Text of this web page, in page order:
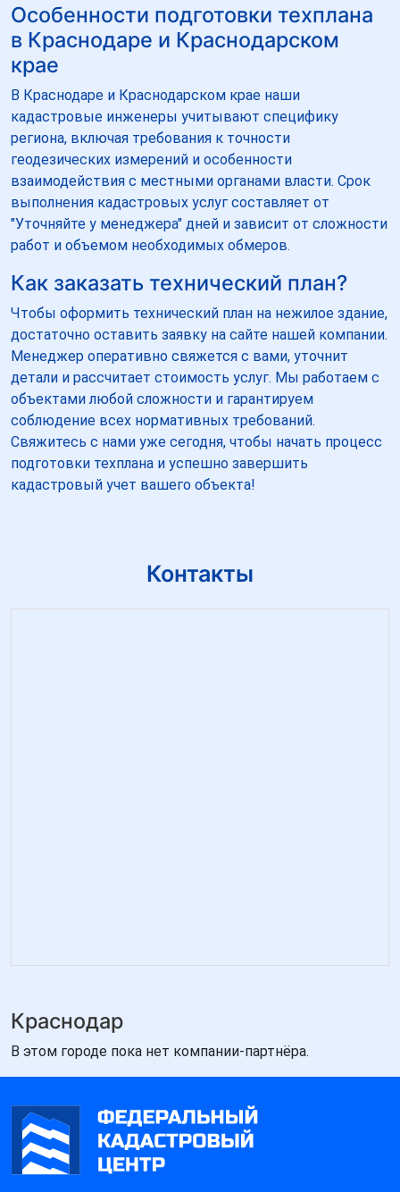
Особенности подготовки техплана
в Краснодаре и Краснодарском
крае
В Краснодаре и Краснодарском крае наши
кадастровые инженеры учитывают специфику
региона, включая требования к точности
геодезических измерений и особенности
взаимодействия с местными органами власти. Срок
выполнения кадастровых услуг составляет от
"Уточняйте у менеджера" дней и зависит от сложности
работ и объемом необходимых обмеров.
Как заказать технический план?
Чтобы оформить технический план на нежилое здание,
достаточно оставить заявку на сайте нашей компании.
Менеджер оперативно свяжется с вами, уточнит
детали и рассчитает стоимость услуг. Мы работаем с
объектами любой сложности и гарантируем
соблюдение всех нормативных требований.
Свяжитесь с нами уже сегодня, чтобы начать процесс
подготовки техплана и успешно завершить
кадастровый учет вашего объекта!
Контакты
Краснодар
В этом городе пока нет компании-партнёра.